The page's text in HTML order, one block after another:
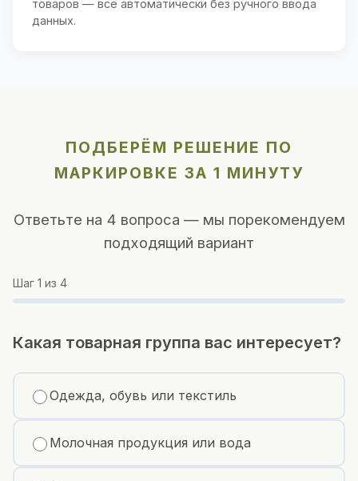
товаров — всё автоматически без ручного ввода
данных.
ПОДБЕРЁМ РЕШЕНИЕ ПО
МАРКИРОВКЕ ЗА 1 МИНУТУ
Ответьте на 4 вопроса — мы порекомендуем
подходящий вариант
Шаг 1 из 4
Какая товарная группа вас интересует?
Одежда, обувь или текстиль
Молочная продукция или вода